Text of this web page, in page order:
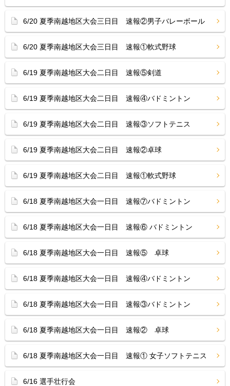
6/20 夏季南越地区大会三日目 速報②男子バレーボール
6/20 夏季南越地区大会三日目 速報①軟式野球
6/19 夏季南越地区大会二日目 速報⑤剣道
6/19 夏季南越地区大会二日目 速報④バドミントン
6/19 夏季南越地区大会二日目 速報③ソフトテニス
6/19 夏季南越地区大会二日目 速報②卓球
6/19 夏季南越地区大会二日目 速報①軟式野球
6/18 夏季南越地区大会一日目 速報⑦バドミントン
6/18 夏季南越地区大会一日目 速報⑥ バドミントン
6/18 夏季南越地区大会一日目 速報⑤ 卓球
6/18 夏季南越地区大会一日目 速報④バドミントン
6/18 夏季南越地区大会一日目 速報③バドミントン
6/18 夏季南越地区大会一日目 速報② 卓球
6/18 夏季南越地区大会一日目 速報① 女子ソフトテニス
6/16 選手壮行会